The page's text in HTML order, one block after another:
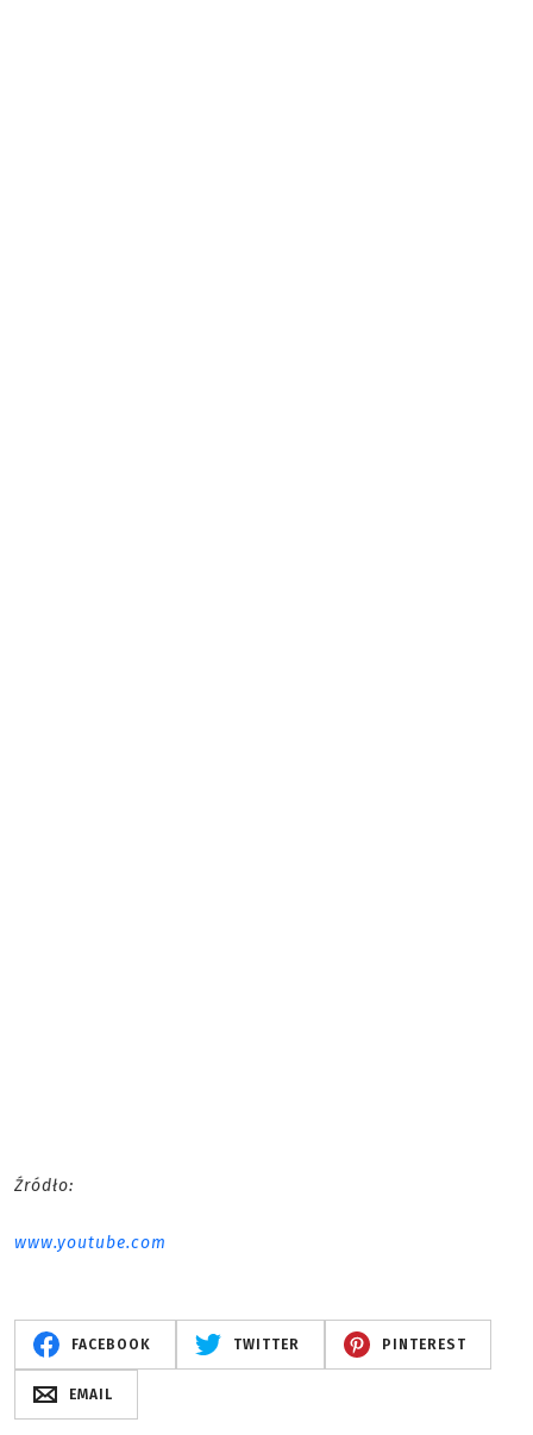
Źródło:
www.youtube.com
FACEBOOK TWITTER PINTEREST
EMAIL